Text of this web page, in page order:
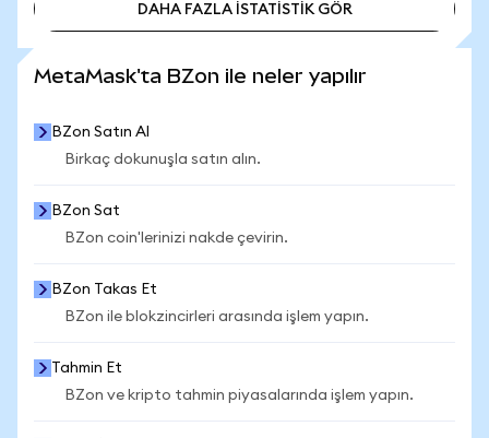
DAHA FAZLA İSTATİSTİK GÖR
MetaMask'ta BZon ile neler yapılır
BZon Satın Al
Birkaç dokunuşla satın alın.
BZon Sat
BZon coin'lerinizi nakde çevirin.
BZon Takas Et
BZon ile blokzincirleri arasında işlem yapın.
Tahmin Et
BZon ve kripto tahmin piyasalarında işlem yapın.